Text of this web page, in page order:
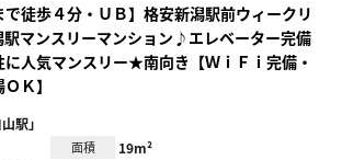
で徒歩４分・ＵＢ】格安新潟駅前ウィークリ
駅マンスリーマンション♪エレベーター完備
人気マンスリー★南向き【ＷｉＦｉ完備・
Ｋ】
駅」
面積 19m²